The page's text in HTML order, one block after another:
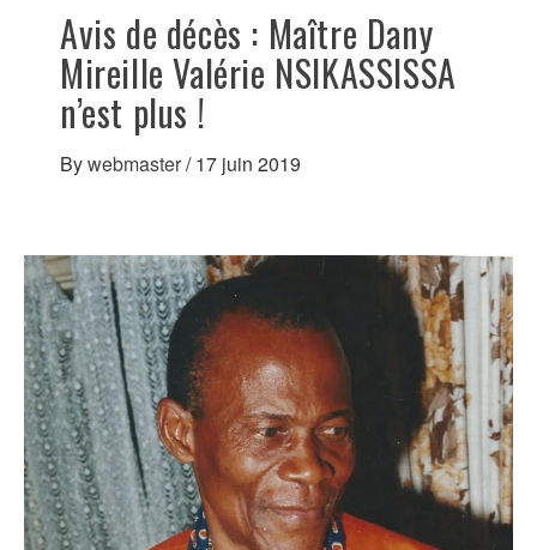
Avis de décès : Maître Dany
Mireille Valérie NSIKASSISSA
n’est plus !
Bywebmaster/ 17 juin 2019